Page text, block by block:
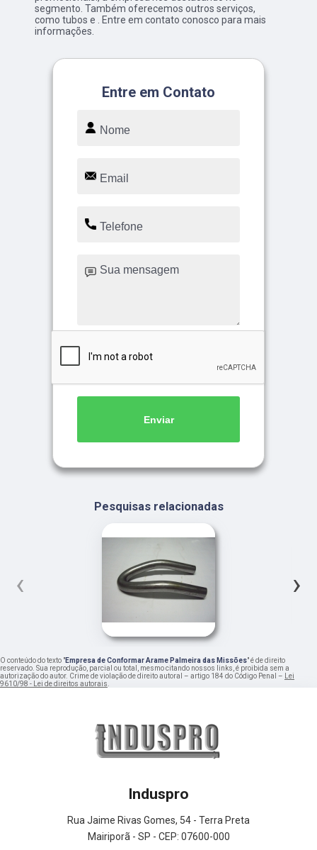
segmento. Também oferecemos outros serviços,
como tubos e . Entre em contato conosco para mais
informações.
Entre em Contato
Enviar
Pesquisas relacionadas
‹ ›
O conteúdo do texto "Empresa de Conformar Arame Palmeira das Missões" é de direito
reservado. Sua reprodução, parcial ou total, mesmo citando nossos links, é proibida sem a
autorização do autor. Crime de violação de direito autoral – artigo 184 do Código Penal – Lei
9610/98 - Lei de direitos autorais.
Induspro
Rua Jaime Rivas Gomes, 54 - Terra Preta
Mairiporã - SP - CEP: 07600-000